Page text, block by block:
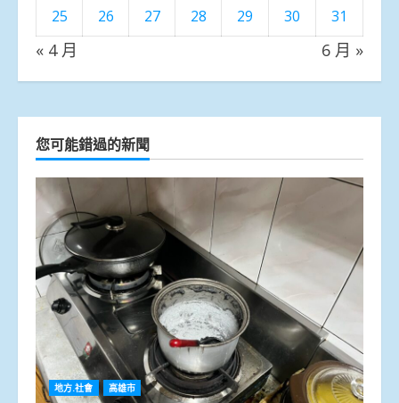
25 26 27 28 29 30 31
« 4 月 6 月 »
您可能錯過的新聞
地方.社會 高雄市